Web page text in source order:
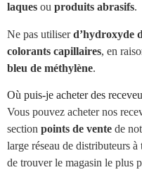
laques ou produits abrasifs.
Ne pas utiliserd’hydroxyde
colorants capillaires, en
bleu de méthylène.
Où puis-je acheter des
Vous pouvez acheter nos
section points de vente de
large réseau de distributeurs
de trouver le magasin le plus